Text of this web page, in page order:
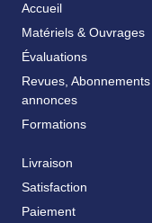
Accueil
Matériels & Ouvrages
Évaluations
Revues, Abonnements
annonces
Formations
Livraison
Satisfaction
Paiement